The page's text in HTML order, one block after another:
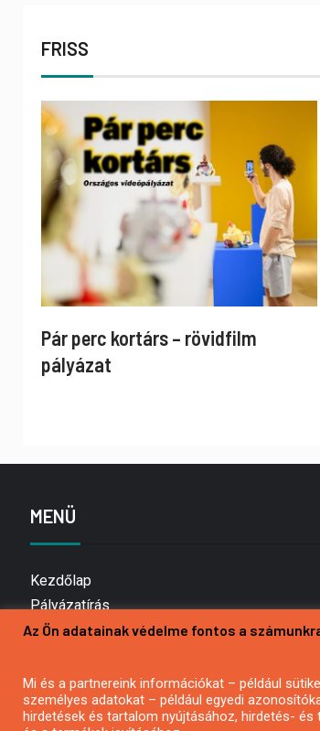
FRISS
Pár perc kortárs – rövidfilm
pályázat
MENÜ
Kezdőlap
Pályázatírás
Bemutatkozás
Hírlevél feliratkozás
Impresszum
Az Ön adatainak védelme fontos a
Mi és a partnereink információkat – például
személyes adatokat – például egyedi
hirdetések és tartalom nyújtásához, hirdetés-